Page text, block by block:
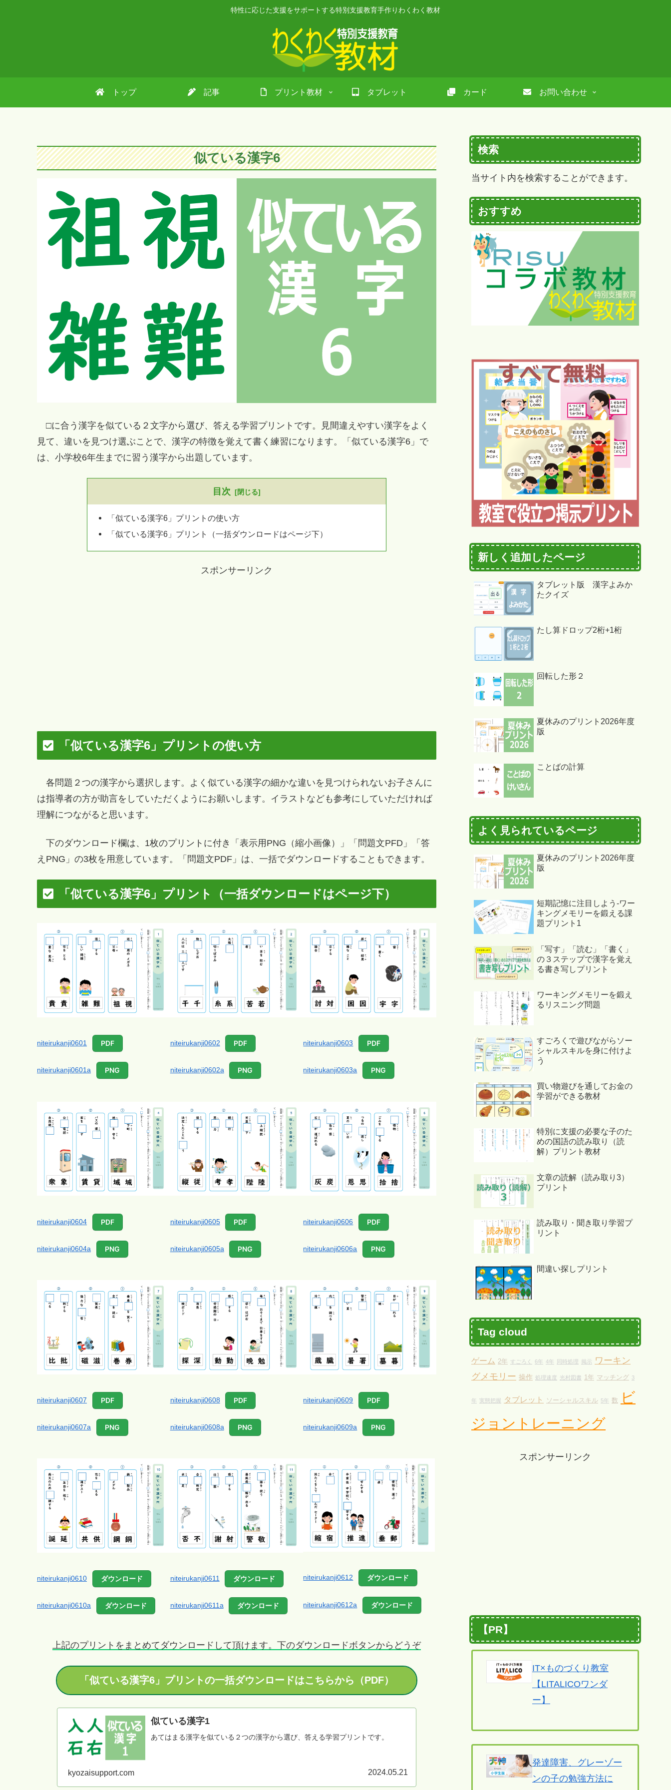
特性に応じた支援をサポートする特別支援教育手作りわくわく教材
トップ 記事 プリント教材 タブレット カード お問い合わせ
似ている漢字6
□に合う漢字を似ている２文字から選び、答える学習プリントです。見間違えやすい漢字をよく
見て、違いを見つけ選ぶことで、漢字の特徴を覚えて書く練習になります。「似ている漢字6」で
は、小学校6年生までに習う漢字から出題しています。
目次
「似ている漢字6」プリントの使い方
「似ている漢字6」プリント（一括ダウンロードはページ下）
スポンサーリンク
「似ている漢字6」プリントの使い方
各問題２つの漢字から選択します。よく似ている漢字の細かな違いを見つけられないお子さんに
は指導者の方が助言をしていただくようにお願いします。イラストなども参考にしていただければ
理解につながると思います。
下のダウンロード欄は、1枚のプリントに付き「表示用PNG（縮小画像）」「問題文PFD」「答
えPNG」の3枚を用意しています。「問題文PDF」は、一括でダウンロードすることもできます。
「似ている漢字6」プリント（一括ダウンロードはページ下）
niteirukanji0601 PDF
niteirukanji0601a PNG
niteirukanji0602 PDF
niteirukanji0602a PNG
niteirukanji0603 PDF
niteirukanji0603a PNG
niteirukanji0604 PDF
niteirukanji0604a PNG
niteirukanji0605 PDF
niteirukanji0605a PNG
niteirukanji0606 PDF
niteirukanji0606a PNG
niteirukanji0607 PDF
niteirukanji0607a PNG
niteirukanji0608 PDF
niteirukanji0608a PNG
niteirukanji0609 PDF
niteirukanji0609a PNG
niteirukanji0610 ダウンロード
niteirukanji0610a ダウンロード
niteirukanji0611 ダウンロード
niteirukanji0611a ダウンロード
niteirukanji0612 ダウンロード
niteirukanji0612a ダウンロード
上記のプリントをまとめてダウンロードして頂けます。下のダウンロードボタンからどうぞ
「似ている漢字6」プリントの一括ダウンロードはこちらから（PDF）
似ている漢字1
あてはまる漢字を似ている２つの漢字から選び、答える学習プリントです。
kyozaisupport.com 2024.05.21
検索
当サイト内を検索することができます。
おすすめ
新しく追加したページ
タブレット版 漢字よみか
たクイズ
たし算ドロップ2桁+1桁
回転した形２
夏休みのプリント2026年度
版
ことばの計算
よく見られているページ
夏休みのプリント2026年度
版
短期記憶に注目しよう-ワー
キングメモリーを鍛える課
題プリント1
「写す」「読む」「書く」
の３ステップで漢字を覚え
る書き写しプリント
ワーキングメモリーを鍛え
るリスニング問題
すごろくで遊びながらソー
シャルスキルを身に付けよ
う
買い物遊びを通してお金の
学習ができる教材
特別に支援の必要な子のた
めの国語の読み取り（読
解）プリント教材
文章の読解（読み取り3）
プリント
読み取り・聞き取り学習プ
リント
間違い探しプリント
Tag cloud
ゲーム 2年 すごろく 6年 4年 同時処理 掲示
ワーキン
グメモリー 操作 処理速度 光村図書 1年 マッチング 3
年 実態把握 タブレット ソーシャルスキル 5年 数
ビ
ジョントレーニング
スポンサーリンク
【PR】
IT×ものづくり教室
【LITALICOワンダ
ー】
発達障害、グレーゾー
ンの子の勉強方法に